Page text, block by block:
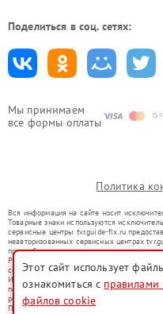
Мы принимаем
все формы оплаты
Поделиться в соц. сетях:
Политика
Вся информация на сайте носит
Товарные знаки используются
сервисные центры tvr.guide-fix.ru
неавторизованных сервисных центрах
правообладателями товарных знаков или
Ремонт осуществляется для устройств,
со статьей 1487 ГК РФ.
Использование товарных знаков не
потребителей в заблуждение, а служит
ремонту техники указанных брендов.
Представленная на сайте информация не
Этот сайт использует
ознакомиться с правилами
файлов cookie